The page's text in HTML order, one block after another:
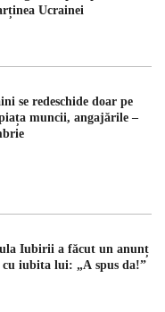
Ucrainei
se redeschide doar pe
muncii, angajările –
Iubirii a făcut un anunț
iubita lui: „A spus da!”